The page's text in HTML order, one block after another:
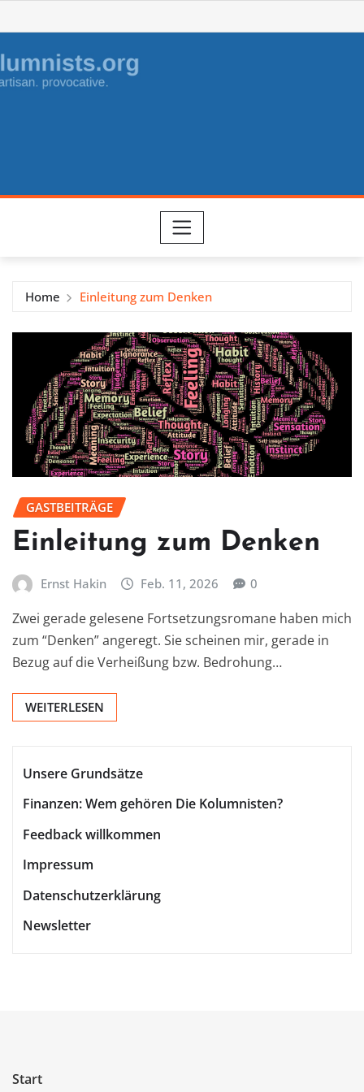
to
content
Home Einleitung zum Denken
GASTBEITRÄGE
Einleitung zum Denken
Ernst Hakin Feb. 11, 2026 0
Zwei gerade gelesene Fortsetzungsromane haben mich
zum “Denken” angeregt. Sie scheinen mir, gerade in
Bezug auf die Verheißung bzw. Bedrohung…
WEITERLESEN
Unsere Grundsätze
Finanzen: Wem gehören Die Kolumnisten?
Feedback willkommen
Impressum
Datenschutzerklärung
Newsletter
Start